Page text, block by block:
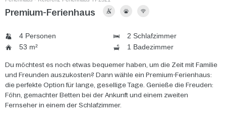
Premium-Ferienhaus
4 Personen
2 Schlafzimmer
53 m²
1 Badezimmer
Du möchtest es noch etwas bequemer haben, um die Zeit mit Familie
und Freunden auszukosten? Dann wähle ein Premium-Ferienhaus:
die perfekte Option für lange, gesellige Tage. Genieße die Freuden:
Föhn, gemachter Betten bei der Ankunft und einem zweiten
Fernseher in einem der Schlafzimmer.